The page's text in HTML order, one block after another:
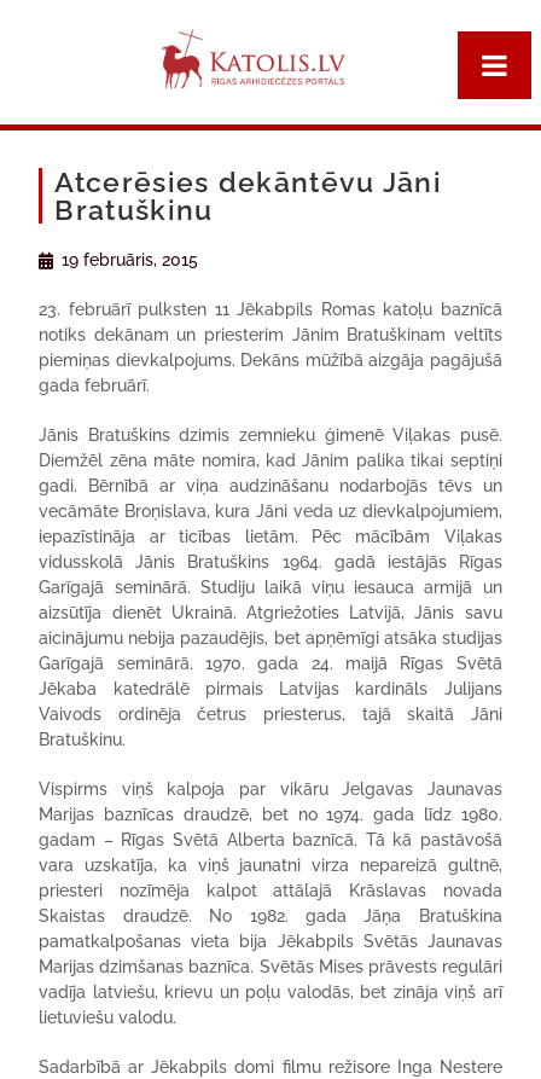
Atcerēsies dekāntēvu Jāni
Bratuškinu
19 februāris, 2015
23. februārī pulksten 11 Jēkabpils Romas katoļu baznīcā
notiks dekānam un priesterim Jānim Bratuškinam veltīts
piemiņas dievkalpojums. Dekāns mūžībā aizgāja pagājušā
gada februārī.
Jānis Bratuškins dzimis zemnieku ģimenē Viļakas pusē.
Diemžēl zēna māte nomira, kad Jānim palika tikai septiņi
gadi. Bērnībā ar viņa audzināšanu nodarbojās tēvs un
vecāmāte Broņislava, kura Jāni veda uz dievkalpojumiem,
iepazīstināja ar ticības lietām. Pēc mācībām Viļakas
vidusskolā Jānis Bratuškins 1964. gadā iestājās Rīgas
Garīgajā seminārā. Studiju laikā viņu iesauca armijā un
aizsūtīja dienēt Ukrainā. Atgriežoties Latvijā, Jānis savu
aicinājumu nebija pazaudējis, bet apņēmīgi atsāka studijas
Garīgajā seminārā. 1970. gada 24. maijā Rīgas Svētā
Jēkaba katedrālē pirmais Latvijas kardināls Julijans
Vaivods ordinēja četrus priesterus, tajā skaitā Jāni
Bratuškinu.
Vispirms viņš kalpoja par vikāru Jelgavas Jaunavas
Marijas baznīcas draudzē, bet no 1974. gada līdz 1980.
gadam – Rīgas Svētā Alberta baznīcā. Tā kā pastāvošā
vara uzskatīja, ka viņš jaunatni virza nepareizā gultnē,
priesteri nozīmēja kalpot attālajā Krāslavas novada
Skaistas draudzē. No 1982. gada Jāņa Bratuškina
pamatkalpošanas vieta bija Jēkabpils Svētās Jaunavas
Marijas dzimšanas baznīca. Svētās Mises prāvests regulāri
vadīja latviešu, krievu un poļu valodās, bet zināja viņš arī
lietuviešu valodu.
Sadarbībā ar Jēkabpils domi filmu režisore Inga Nestere